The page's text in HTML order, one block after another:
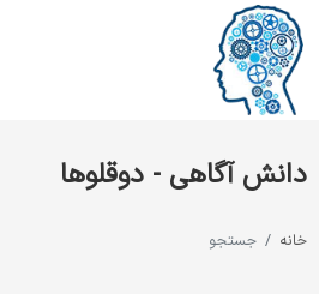
دانش آگاهی - دوقلوها
خانه جستجو